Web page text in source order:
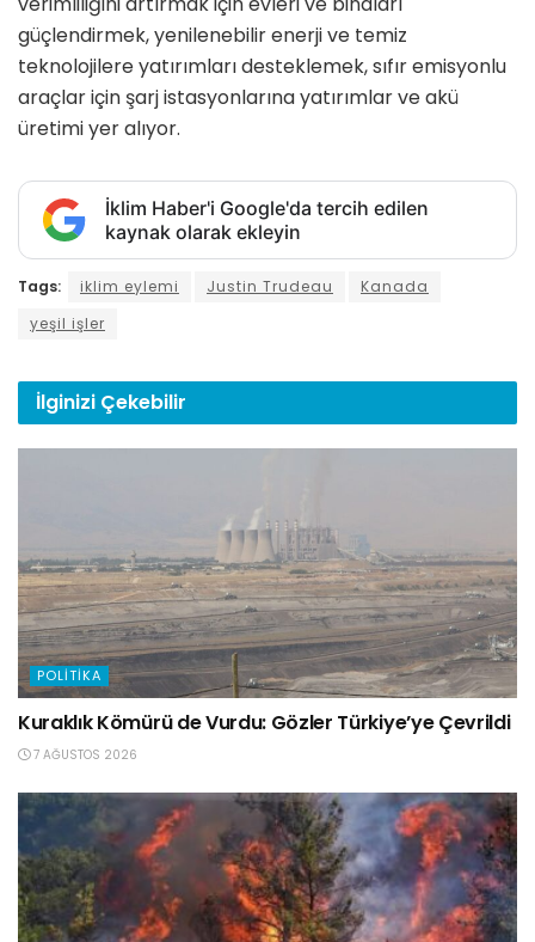
güçlendirmek, yenilenebilir enerji ve temiz
teknolojilere yatırımları desteklemek, sıfır emisyonlu
araçlar için şarj istasyonlarına yatırımlar ve akü
üretimi yer alıyor.
İklim Haber'i Google'da tercih edilen
kaynak olarak ekleyin
Tags: iklim eylemi Justin Trudeau
Kanada
yeşil işler
İlginizi Çekebilir
POLITIKA
Kuraklık Kömürü de Vurdu: Gözler Türkiye’ye Çevrildi
7 AĞUSTOS 2026